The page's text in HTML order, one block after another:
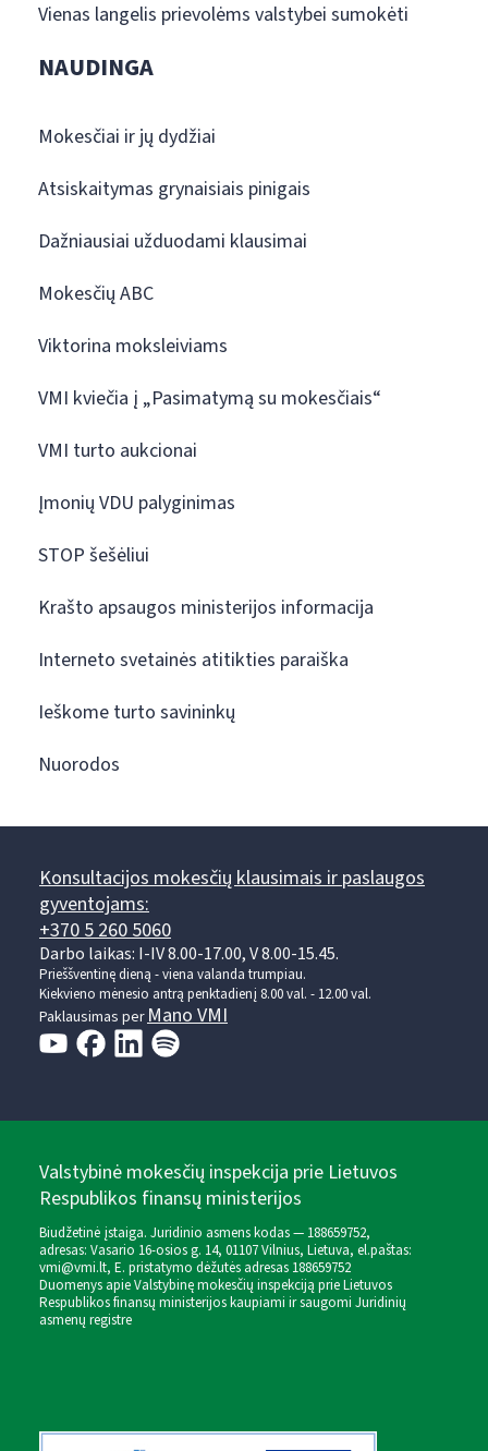
Vienas langelis prievolėms valstybei sumokėti
NAUDINGA
Mokesčiai ir jų dydžiai
Atsiskaitymas grynaisiais pinigais
Dažniausiai užduodami klausimai
Mokesčių ABC
Viktorina moksleiviams
VMI kviečia į „Pasimatymą su mokesčiais“
VMI turto aukcionai
Įmonių VDU palyginimas
STOP šešėliui
Krašto apsaugos ministerijos informacija
Interneto svetainės atitikties paraiška
Ieškome turto savininkų
Nuorodos
Konsultacijos mokesčių klausimais ir paslaugos
gyventojams:
+370 5 260 5060
Darbo laikas: I-IV 8.00-17.00, V 8.00-15.45.
Prieššventinę dieną - viena valanda trumpiau.
Kiekvieno mėnesio antrą penktadienį 8.00 val. - 12.00 val.
Paklausimas perMano VMI
Valstybinė mokesčių inspekcija prie Lietuvos
Respublikos finansų ministerijos
Biudžetinė įstaiga. Juridinio asmens kodas — 188659752,
adresas: Vasario 16-osios g. 14, 01107 Vilnius, Lietuva, el.paštas:
vmi@vmi.lt, E. pristatymo dėžutės adresas 188659752
Duomenys apie Valstybinę mokesčių inspekciją prie Lietuvos
Respublikos finansų ministerijos kaupiami ir saugomi Juridinių
asmenų registre